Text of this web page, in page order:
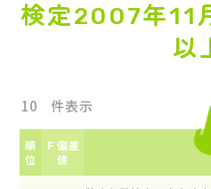
検定2007年11
以
件表示
順
位
Ｆ偏差
値